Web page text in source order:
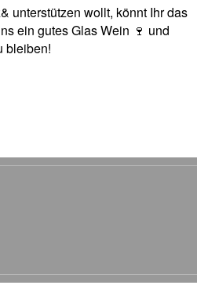
unterstützen wollt, könnt Ihr das
ein gutes Glas Wein 🍷 und
bleiben!